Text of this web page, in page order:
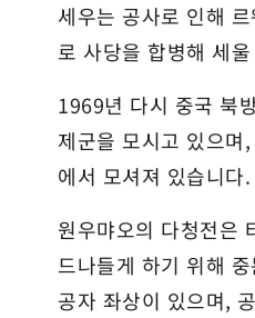
세우는 공사로 인해
로 사당을 합병해 세
1969년 다시 중국 북
제군을 모시고 있으
에서 모셔져 있습니다.
원우먀오의 다청전은
드나들게 하기 위해
공자 좌상이 있으며,